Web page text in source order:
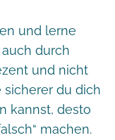
und lerne
durch
und nicht
sicherer du dich
kannst, desto
machen.